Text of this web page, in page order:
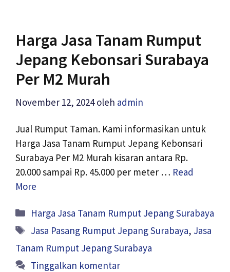
Harga Jasa Tanam Rumput
Jepang Kebonsari Surabaya
Per M2 Murah
November 12, 2024 oleh admin
Jual Rumput Taman. Kami informasikan untuk
Harga Jasa Tanam Rumput Jepang Kebonsari
Surabaya Per M2 Murah kisaran antara Rp.
20.000 sampai Rp. 45.000 per meter … Read
More
Kategori
Harga Jasa Tanam Rumput Jepang Surabaya
Tag
Jasa Pasang Rumput Jepang Surabaya, Jasa
Tanam Rumput Jepang Surabaya
Tinggalkan komentar